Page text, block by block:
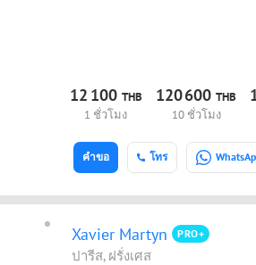
12 100 THB
1 ชั่วโมง
120600THB
10 ชั่วโมง
โทร
คำขอ
Xavier Martyn PRO+
ปารีส, ฝรั่งเศส